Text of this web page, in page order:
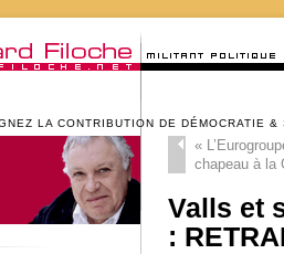
LA CONTRIBUTION DE DÉMOCRATIE &
«
chapeau à la
Valls et
: